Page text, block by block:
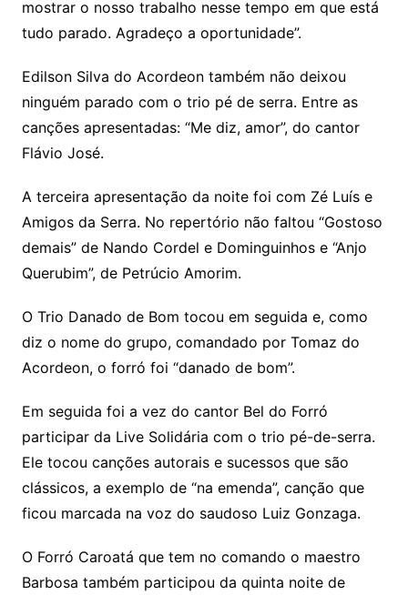
mostrar o nosso trabalho nesse tempo em que está
tudo parado. Agradeço a oportunidade”.
Edilson Silva do Acordeon também não deixou
ninguém parado com o trio pé de serra. Entre as
canções apresentadas: “Me diz, amor”, do cantor
Flávio José.
A terceira apresentação da noite foi com Zé Luís e
Amigos da Serra. No repertório não faltou “Gostoso
demais” de Nando Cordel e Dominguinhos e “Anjo
Querubim”, de Petrúcio Amorim.
O Trio Danado de Bom tocou em seguida e, como
diz o nome do grupo, comandado por Tomaz do
Acordeon, o forró foi “danado de bom”.
Em seguida foi a vez do cantor Bel do Forró
participar da Live Solidária com o trio pé-de-serra.
Ele tocou canções autorais e sucessos que são
clássicos, a exemplo de “na emenda”, canção que
ficou marcada na voz do saudoso Luiz Gonzaga.
O Forró Caroatá que tem no comando o maestro
Barbosa também participou da quinta noite de